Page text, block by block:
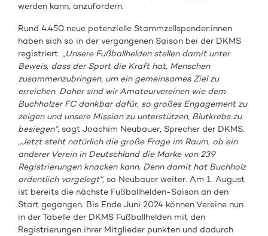
werden kann, anzufordern.
Rund 4.450 neue potenzielle Stammzellspender:innen
haben sich so in der vergangenen Saison bei der DKMS
registriert. „Unsere Fußballhelden stellen damit unter
Beweis, dass der Sport die Kraft hat, Menschen
zusammenzubringen, um ein gemeinsames Ziel zu
erreichen. Daher sind wir Amateurvereinen wie dem
Buchholzer FC dankbar dafür, so großes Engagement zu
zeigen und unsere Mission zu unterstützen, Blutkrebs zu
besiegen“, sagt Joachim Neubauer, Sprecher der DKMS.
„Jetzt steht natürlich die große Frage im Raum, ob ein
anderer Verein in Deutschland die Marke von 239
Registrierungen knacken kann. Denn damit hat Buchholz
ordentlich vorgelegt“, so Neubauer weiter. Am 1. August
ist bereits die nächste Fußballhelden-Saison an den
Start gegangen. Bis Ende Juni 2024 können Vereine nun
in der Tabelle der DKMS Fußballhelden mit den
Registrierungen ihrer Mitglieder punkten und dadurch